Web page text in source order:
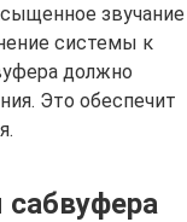
звучание
системы к
должно
Это обеспечит